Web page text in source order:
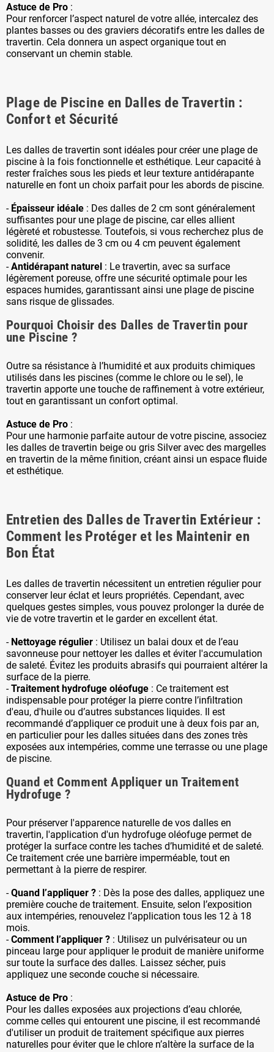
Astuce de Pro :
Pour renforcer l’aspect naturel de votre allée, intercalez des
plantes basses ou des graviers décoratifs entre les dalles de
travertin. Cela donnera un aspect organique tout en
conservant un chemin stable.
Plage de Piscine en Dalles de Travertin :
Confort et Sécurité
Les dalles de travertin sont idéales pour créer une plage de
piscine à la fois fonctionnelle et esthétique. Leur capacité à
rester fraîches sous les pieds et leur texture antidérapante
naturelle en font un choix parfait pour les abords de piscine.
- Épaisseur idéale : Des dalles de 2 cm sont généralement
suffisantes pour une plage de piscine, car elles allient
légèreté et robustesse. Toutefois, si vous recherchez plus de
solidité, les dalles de 3 cm ou 4 cm peuvent également
convenir.
-Antidérapant naturel : Le travertin, avec sa surface
légèrement poreuse, offre une sécurité optimale pour les
espaces humides, garantissant ainsi une plage de piscine
sans risque de glissades.
Pourquoi Choisir des Dalles de Travertin pour
une Piscine ?
Outre sa résistance à l’humidité et aux produits chimiques
utilisés dans les piscines (comme le chlore ou le sel), le
travertin apporte une touche de raffinement à votre extérieur,
tout en garantissant un confort optimal.
Astuce de Pro :
Pour une harmonie parfaite autour de votre piscine, associez
les dalles de travertin beige ou gris Silver avec des margelles
en travertin de la même finition, créant ainsi un espace fluide
et esthétique.
Entretien des Dalles de Travertin Extérieur :
Comment les Protéger et les Maintenir en
Bon État
Les dalles de travertin nécessitent un entretien régulier pour
conserver leur éclat et leurs propriétés. Cependant, avec
quelques gestes simples, vous pouvez prolonger la durée de
vie de votre travertin et le garder en excellent état.
- Nettoyage régulier : Utilisez un balai doux et de l’eau
savonneuse pour nettoyer les dalles et éviter l'accumulation
de saleté. Évitez les produits abrasifs qui pourraient altérer la
surface de la pierre.
-Traitement hydrofuge oléofuge : Ce traitement est
indispensable pour protéger la pierre contre l’infiltration
d'eau, d'huile ou d’autres substances liquides. Il est
recommandé d’appliquer ce produit une à deux fois par an,
en particulier pour les dalles situées dans des zones très
exposées aux intempéries, comme une terrasse ou une plage
de piscine.
Quand et Comment Appliquer un Traitement
Hydrofuge ?
Pour préserver l'apparence naturelle de vos dalles en
travertin, l'application d'un hydrofuge oléofuge permet de
protéger la surface contre les taches d’humidité et de saleté.
Ce traitement crée une barrière imperméable, tout en
permettant à la pierre de respirer.
-Quand l’appliquer ? : Dès la pose des dalles, appliquez une
première couche de traitement. Ensuite, selon l’exposition
aux intempéries, renouvelez l’application tous les 12 à 18
mois.
-Comment l’appliquer ? : Utilisez un pulvérisateur ou un
pinceau large pour appliquer le produit de manière uniforme
sur toute la surface des dalles. Laissez sécher, puis
appliquez une seconde couche si nécessaire.
Astuce de Pro :
Pour les dalles exposées aux projections d’eau chlorée,
comme celles qui entourent une piscine, il est recommandé
d'utiliser un produit de traitement spécifique aux pierres
naturelles pour éviter que le chlore n’altère la surface de la